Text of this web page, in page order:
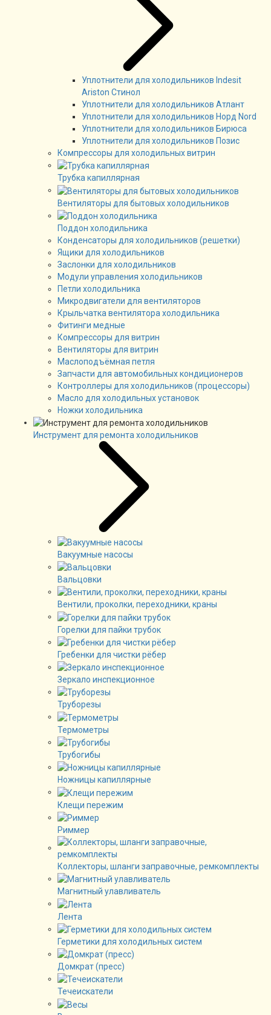
Уплотнители для холодильников Indesit
Ariston Стинол
Уплотнители для холодильников Атлант
Уплотнители для холодильников Норд Nord
Уплотнители для холодильников Бирюса
Уплотнители для холодильников Позис
Компрессоры для холодильных витрин
Трубка капиллярная
Вентиляторы для бытовых холодильников
Поддон холодильника
Конденсаторы для холодильников (решетки)
Ящики для холодильников
Заслонки для холодильников
Модули управления холодильников
Петли холодильника
Микродвигатели для вентиляторов
Крыльчатка вентилятора холодильника
Фитинги медные
Компрессоры для витрин
Вентиляторы для витрин
Маслоподъёмная петля
Запчасти для автомобильных кондиционеров
Контроллеры для холодильников (процессоры)
Масло для холодильных установок
Ножки холодильника
Инструмент для ремонта холодильников
Вакуумные насосы
Вальцовки
Вентили, проколки, переходники, краны
Горелки для пайки трубок
Гребенки для чистки рёбер
Зеркало инспекционное
Труборезы
Термометры
Трубогибы
Ножницы капиллярные
Клещи пережим
Риммер
Коллекторы, шланги заправочные, ремкомплекты
Магнитный улавливатель
Лента
Герметики для холодильных систем
Домкрат (пресс)
Течеискатели